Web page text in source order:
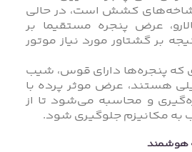
کشش است، در حالی
عرض پنجره مستقیما بر
بر گشتاور مورد نیاز موتور
که پنجره‌ها دارای قوس، شیب
هستند، عرض موثر پرده با
و محاسبه می‌شود تا از
به مکانیزم جلوگیری شود.
هوشمند